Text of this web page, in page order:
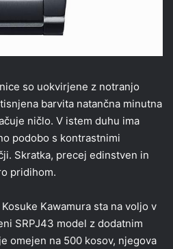
so uokvirjene z notranjo
barvita natančna minutna
ničlo. V istem duhu ima
podobo s kontrastnimi
Skratka, precej edinstven in
pridihom.
Kawamura sta na voljo v
SRPJ43 model z dodatnim
omejen na 500 kosov, njegova